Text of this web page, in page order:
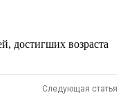
достигших возраста
Следующая статья